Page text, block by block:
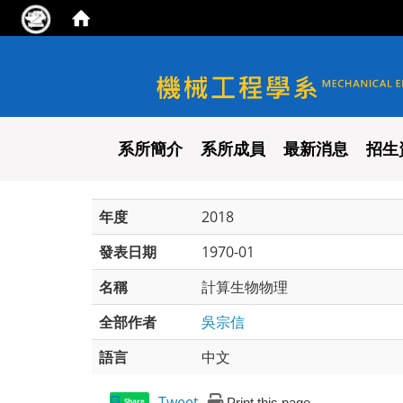
國立陽明交通大學 機械工程
系所簡介 系所成員 最新消息 招生
年度
2018
發表日期
1970-01
名稱
計算生物物理
全部作者
吳宗信
語言
中文
Share